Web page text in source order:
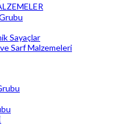
Sayaçlar
Sarf Malzemeleri